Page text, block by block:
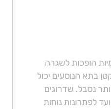
הופכות לשגרה
בתא הנוסעים יכול
נסבל. שדרוגים
לפתרונות נוחות